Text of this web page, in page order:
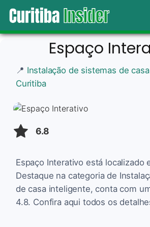
Espaço
📍 Instalação de sistemas de
Curitiba
6.8
Espaço Interativo está localizado
Destaque na categoria de
de casa inteligente, conta com
4.8. Confira aqui todos os